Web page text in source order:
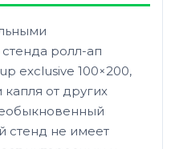
ролл-ап
exclusive 100×200,
от других
стенд не имеет